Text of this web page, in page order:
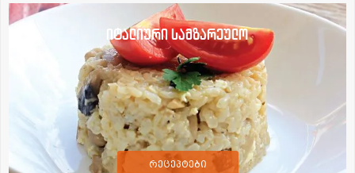
იტალიური სამზარეულო
რეცეპტები